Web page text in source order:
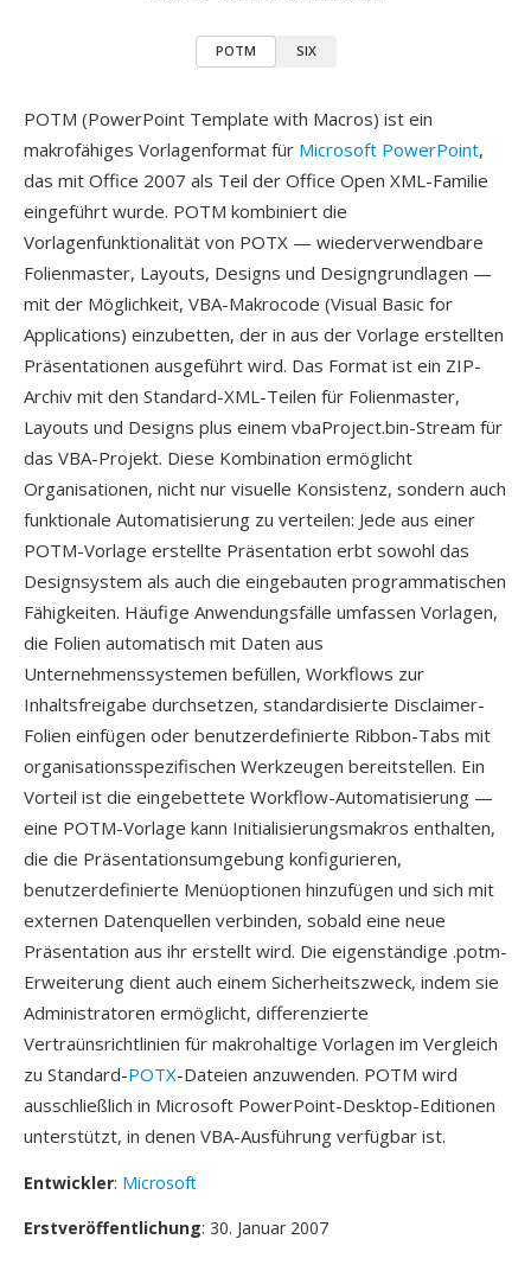
POTM SIX
POTM (PowerPoint Template with Macros) ist ein
makrofähiges Vorlagenformat für Microsoft PowerPoint,
das mit Office 2007 als Teil der Office Open XML-Familie
eingeführt wurde. POTM kombiniert die
Vorlagenfunktionalität von POTX — wiederverwendbare
Folienmaster, Layouts, Designs und Designgrundlagen —
mit der Möglichkeit, VBA-Makrocode (Visual Basic for
Applications) einzubetten, der in aus der Vorlage erstellten
Präsentationen ausgeführt wird. Das Format ist ein ZIP-
Archiv mit den Standard-XML-Teilen für Folienmaster,
Layouts und Designs plus einem vbaProject.bin-Stream für
das VBA-Projekt. Diese Kombination ermöglicht
Organisationen, nicht nur visuelle Konsistenz, sondern auch
funktionale Automatisierung zu verteilen: Jede aus einer
POTM-Vorlage erstellte Präsentation erbt sowohl das
Designsystem als auch die eingebauten programmatischen
Fähigkeiten. Häufige Anwendungsfälle umfassen Vorlagen,
die Folien automatisch mit Daten aus
Unternehmenssystemen befüllen, Workflows zur
Inhaltsfreigabe durchsetzen, standardisierte Disclaimer-
Folien einfügen oder benutzerdefinierte Ribbon-Tabs mit
organisationsspezifischen Werkzeugen bereitstellen. Ein
Vorteil ist die eingebettete Workflow-Automatisierung —
eine POTM-Vorlage kann Initialisierungsmakros enthalten,
die die Präsentationsumgebung konfigurieren,
benutzerdefinierte Menüoptionen hinzufügen und sich mit
externen Datenquellen verbinden, sobald eine neue
Präsentation aus ihr erstellt wird. Die eigenständige .potm-
Erweiterung dient auch einem Sicherheitszweck, indem sie
Administratoren ermöglicht, differenzierte
Vertraünsrichtlinien für makrohaltige Vorlagen im Vergleich
zu Standard-POTX-Dateien anzuwenden. POTM wird
ausschließlich in Microsoft PowerPoint-Desktop-Editionen
unterstützt, in denen VBA-Ausführung verfügbar ist.
Entwickler: Microsoft
Erstveröffentlichung: 30. Januar 2007